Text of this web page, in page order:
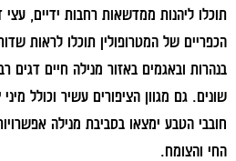
תוכלו ליהנות ממדשאות רחבות ידיים, עצי
הכפריים של המטרופולין תוכלו לראות
בנהרות ובאגמים באזור מנילה חיים דגים
שונים. גם מגוון הציפורים עשיר וכולל
חובבי הטבע ימצאו בסביבת מנילה
החי והצומח.